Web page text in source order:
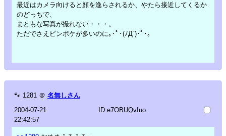
最近はカメラ向けると顔を逸らされるか、やたら接近してくるか
のどっちで、
まともな写真が撮れない・・・。
ただでさえピンボケが多いのに｡･ﾟ･(ﾉД`)･ﾟ･｡
🐾 1281 ＠ 名無しさん
2004-07-21
22:42:57
ID:e7OBUQvIuo